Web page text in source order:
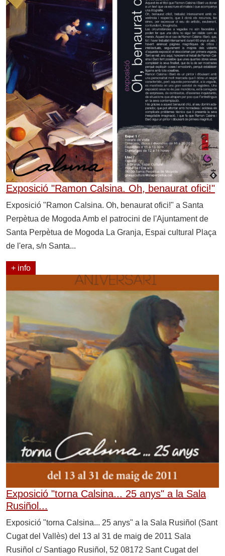
Exposició "Ramon Calsina. Oh, benaurat ofici!"
Exposició "Ramon Calsina. Oh, benaurat ofici!" a Santa
Perpètua de Mogoda Amb el patrocini de l'Ajuntament de
Santa Perpètua de Mogoda La Granja, Espai cultural Plaça
de l'era, s/n Santa...
+ info
Exposició "torna Calsina... 25 anys" a la Sala
Rusiñol...
Exposició "torna Calsina... 25 anys" a la Sala Rusiñol (Sant
Cugat del Vallès) del 13 al 31 de maig de 2011 Sala
Rusiñol c/ Santiago Rusiñol, 52 08172 Sant Cugat del